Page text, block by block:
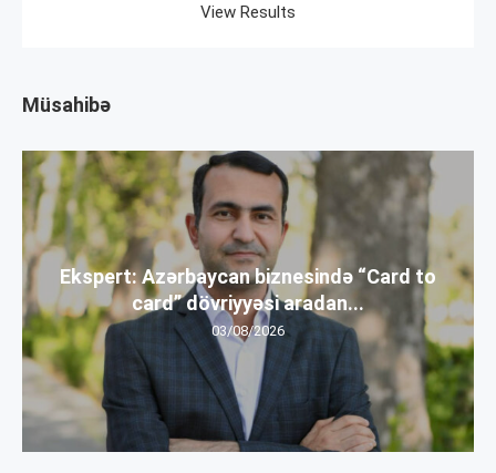
View Results
Müsahibə
Ekspert: Azərbaycan biznesində “Card to
card” dövriyyəsi aradan...
03/08/2026